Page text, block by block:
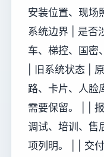
安装位置、现场
系统边界 | 是否
车、梯控、国密
| 旧系统状态 |
路、卡片、人脸
需要保留。 | |
调试、培训、售
项列明。 | | 交